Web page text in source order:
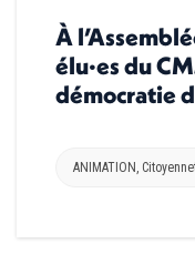
À
élu·es du
démocratie
ANIMATION